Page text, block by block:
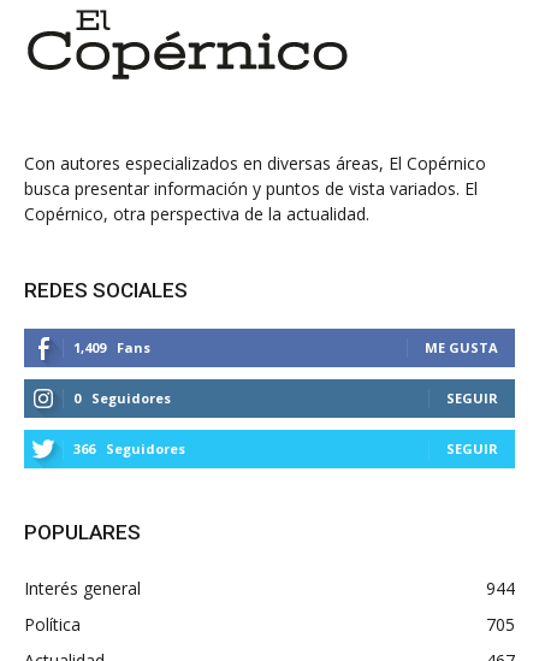
Con autores especializados en diversas áreas, El Copérnico
busca presentar información y puntos de vista variados. El
Copérnico, otra perspectiva de la actualidad.
REDES SOCIALES
1,409 Fans ME GUSTA
0 Seguidores SEGUIR
366 Seguidores SEGUIR
POPULARES
Interés general
944
Política
705